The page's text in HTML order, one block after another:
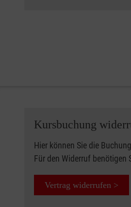
Kursbuchung
Hier können Sie die
Für den Widerruf benötigen
Vertrag widerrufen >